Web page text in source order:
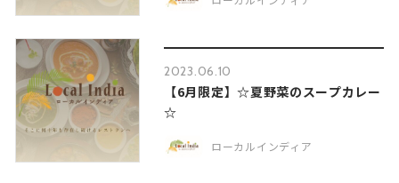
2023.06.10
【6月限定】☆夏野菜のスープカレー
☆
ローカルインディア